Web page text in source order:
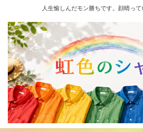
人生愉しんだモン勝ちです。顔晴って